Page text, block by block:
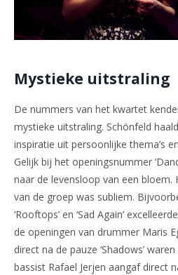
Mystieke uitstraling
De nummers van het kwartet
mystieke uitstraling. Schönfeld
inspiratie uit persoonlijke thema’s
Gelijk bij het openingsnummer
naar de levensloop van een bloem.
van de groep was subliem.
‘Rooftops’ en ‘Sad Again’
de openingen van drummer Maris
direct na de pauze ‘Shadows’
bassist Rafael Jerjen aangaf direct